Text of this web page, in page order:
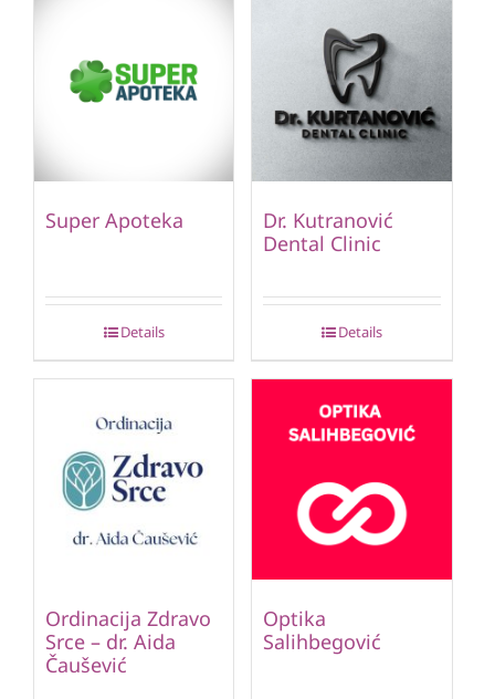
Super Apoteka
Details
Dr. Kutranović
Dental Clinic
Details
Ordinacija Zdravo
Srce – dr. Aida
Čaušević
Optika
Salihbegović